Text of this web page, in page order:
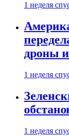
1 неделя
дроны
1 неделя
1 неделя